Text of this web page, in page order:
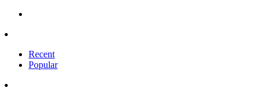
Recent
Popular